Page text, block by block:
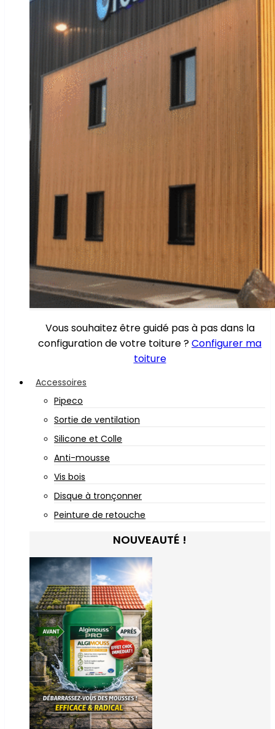
Vous souhaitez être guidé pas à pas dans la
configuration de votre toiture ?Configurer ma
toiture
Accessoires
Pipeco
Sortie de ventilation
Silicone et Colle
Anti-mousse
Vis bois
Disque à tronçonner
Peinture de retouche
NOUVEAUTÉ !